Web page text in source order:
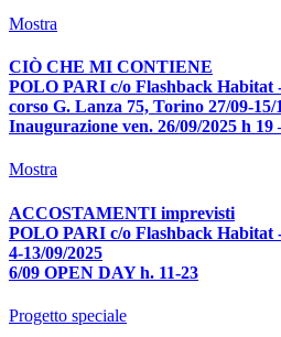
Mostra
CIÒ CHE MI CONTIENE
POLO PARI c/o Flashback Habitat
corso G. Lanza 75, Torino 27/09-15/
Inaugurazione ven. 26/09/2025 h
Mostra
ACCOSTAMENTI imprevisti
POLO PARI c/o Flashback Habitat
4-13/09/2025
6/09 OPEN DAY h. 11-23
Progetto speciale